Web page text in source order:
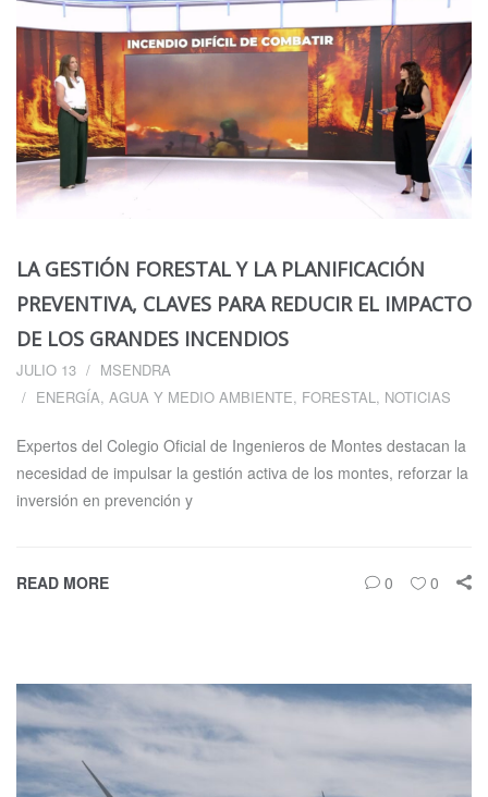
LA GESTIÓN FORESTAL Y LA PLANIFICACIÓN
PREVENTIVA, CLAVES PARA REDUCIR EL IMPACTO
DE LOS GRANDES INCENDIOS
JULIO 13
MSENDRA
ENERGÍA, AGUA Y MEDIO AMBIENTE, FORESTAL, NOTICIAS
Expertos del Colegio Oficial de Ingenieros de Montes destacan la
necesidad de impulsar la gestión activa de los montes, reforzar la
inversión en prevención y
READ MORE 0 0